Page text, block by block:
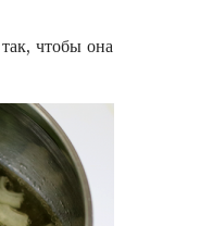
чтобы она